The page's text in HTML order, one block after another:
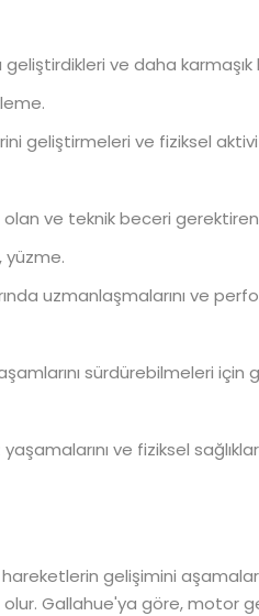
ve daha
geliştirmeleri ve fiziksel
ve teknik beceri
yüzme.
uzmanlaşmalarını ve
sürdürebilmeleri
ve fiziksel
gelişimini
olur. Gallahue'ya göre,